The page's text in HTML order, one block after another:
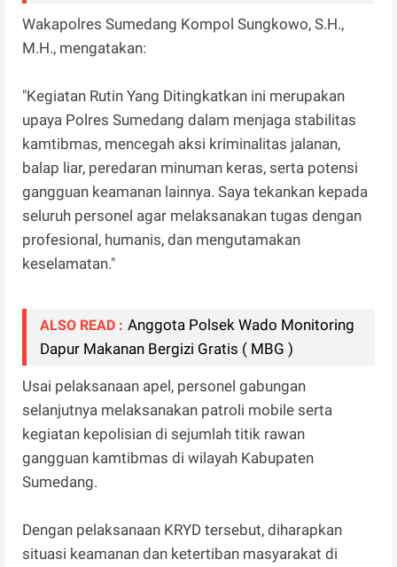
Wakapolres Sumedang Kompol Sungkowo, S.H.,
M.H., mengatakan:
"Kegiatan Rutin Yang Ditingkatkan ini merupakan
upaya Polres Sumedang dalam menjaga stabilitas
kamtibmas, mencegah aksi kriminalitas jalanan,
balap liar, peredaran minuman keras, serta potensi
gangguan keamanan lainnya. Saya tekankan kepada
seluruh personel agar melaksanakan tugas dengan
profesional, humanis, dan mengutamakan
keselamatan."
ALSO READ : Anggota Polsek Wado Monitoring
Dapur Makanan Bergizi Gratis ( MBG )
Usai pelaksanaan apel, personel gabungan
selanjutnya melaksanakan patroli mobile serta
kegiatan kepolisian di sejumlah titik rawan
gangguan kamtibmas di wilayah Kabupaten
Sumedang.
Dengan pelaksanaan KRYD tersebut, diharapkan
situasi keamanan dan ketertiban masyarakat di